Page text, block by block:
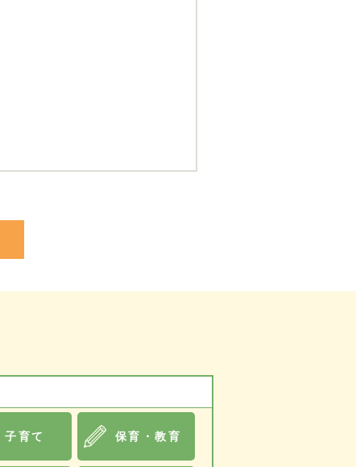
子育て 保育・教育